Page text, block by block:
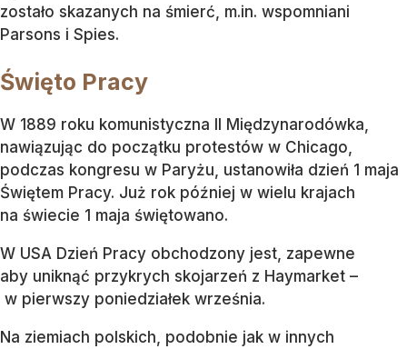
zostało skazanych na śmierć, m.in. wspomniani
Parsons i Spies.
Święto Pracy
W 1889 roku komunistyczna II Międzynarodówka,
nawiązując do początku protestów w Chicago,
podczas kongresu w Paryżu, ustanowiła dzień 1 maja
Świętem Pracy. Już rok później w wielu krajach
na świecie 1 maja świętowano.
W USA Dzień Pracy obchodzony jest, zapewne
aby uniknąć przykrych skojarzeń z Haymarket –
w pierwszy poniedziałek września.
Na ziemiach polskich, podobnie jak w innych